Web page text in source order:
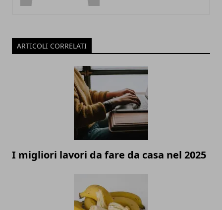
ARTICOLI CORRELATI
I migliori lavori da fare da casa nel 2025